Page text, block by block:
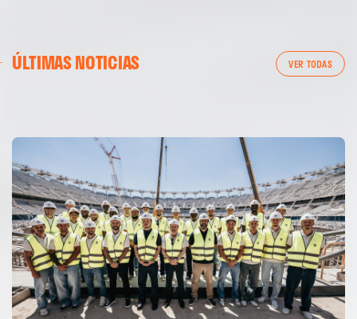
ÚLTIMAS NOTICIAS VER TODAS
Las fotos del Valencia CF-Newcastle United FC
PRIMER EQUIPO